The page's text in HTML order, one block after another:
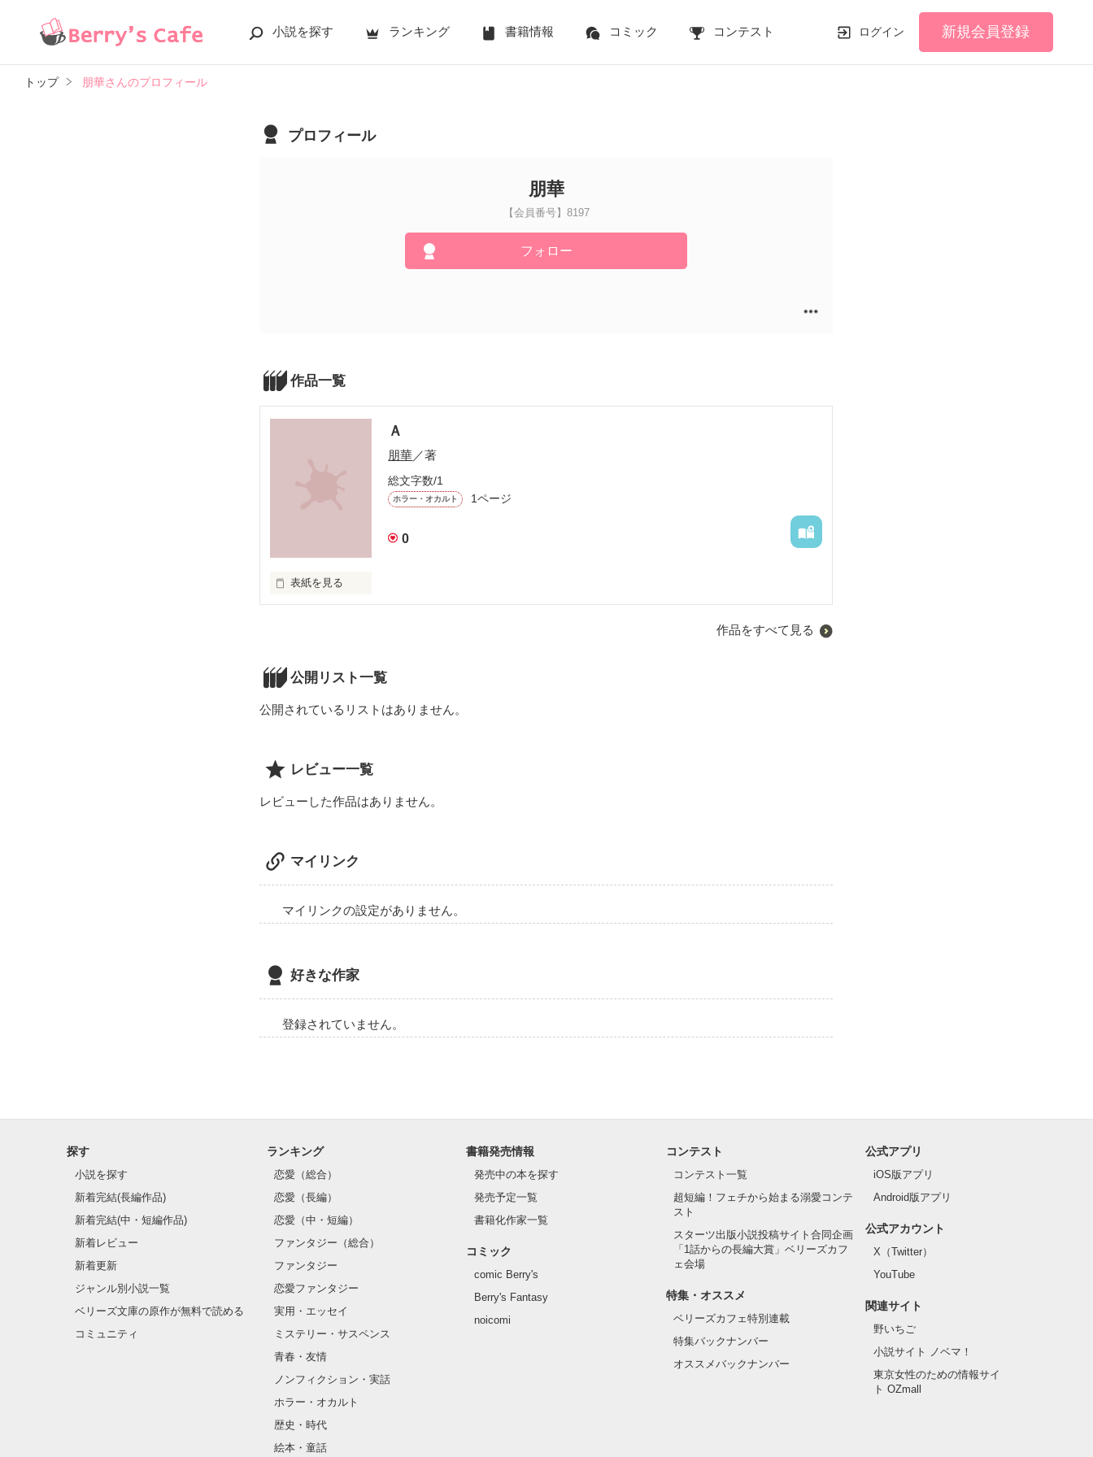
小説を探す ランキング 書籍情報 コミック コンテスト ログイン 新規会員登録
トップ 朋華さんのプロフィール
プロフィール
朋華
【会員番号】8197
フォロー
作品一覧
Ａ
朋華／著
総文字数/1
ホラー・オカルト 1ページ
0
表紙を見る
作品をすべて見る
公開リスト一覧
公開されているリストはありません。
レビュー一覧
レビューした作品はありません。
マイリンク
マイリンクの設定がありません。
好きな作家
登録されていません。
探す
小説を探す
新着完結(長編作品)
新着完結(中・短編作品)
新着レビュー
新着更新
ジャンル別小説一覧
ベリーズ文庫の原作が無料で読める
コミュニティ
ランキング
恋愛（総合）
恋愛（長編）
恋愛（中・短編）
ファンタジー（総合）
ファンタジー
恋愛ファンタジー
実用・エッセイ
ミステリー・サスペンス
青春・友情
ノンフィクション・実話
ホラー・オカルト
歴史・時代
絵本・童話
書籍発売情報
発売中の本を探す
発売予定一覧
書籍化作家一覧
コミック
comic Berry's
Berry's Fantasy
noicomi
コンテスト
コンテスト一覧
超短編！フェチから始まる溺愛コンテ
スト
スターツ出版小説投稿サイト合同企画
「1話からの長編大賞」ベリーズカフ
ェ会場
特集・オススメ
ベリーズカフェ特別連載
特集バックナンバー
オススメバックナンバー
公式アプリ
iOS版アプリ
Android版アプリ
公式アカウント
X（Twitter）
YouTube
関連サイト
野いちご
小説サイト ノベマ！
東京女性のための情報サイ
ト OZmall